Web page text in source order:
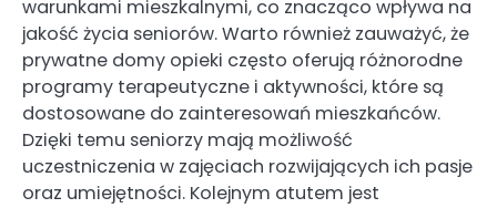
warunkami mieszkalnymi, co znacząco wpływa na
jakość życia seniorów. Warto również zauważyć, że
prywatne domy opieki często oferują różnorodne
programy terapeutyczne i aktywności, które są
dostosowane do zainteresowań mieszkańców.
Dzięki temu seniorzy mają możliwość
uczestniczenia w zajęciach rozwijających ich pasje
oraz umiejętności. Kolejnym atutem jest